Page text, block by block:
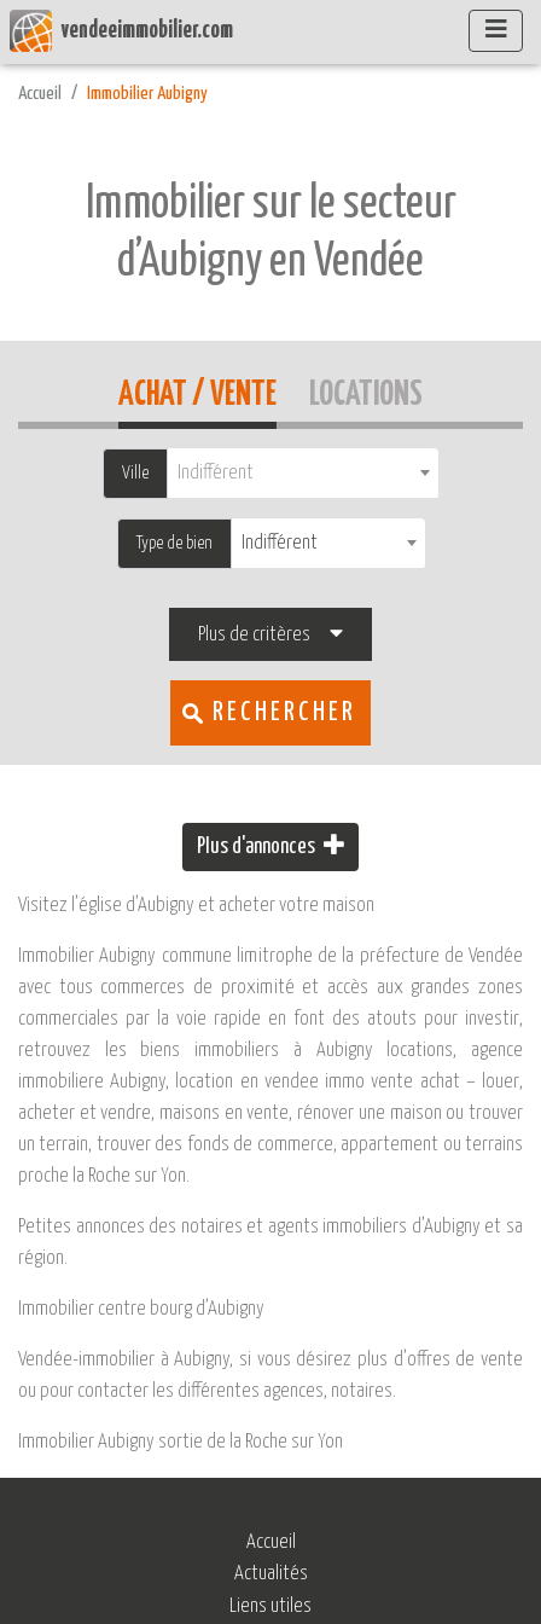
vendeeimmobilier.com
Accueil Immobilier Aubigny
Immobilier sur le secteur
d’Aubigny en Vendée
ACHAT / VENTE LOCATIONS
Ville Indifférent
Type de bien Indifférent
Plus de critères
RECHERCHER
Plus d'annonces
Visitez l’église d’Aubigny et acheter votre maison
Immobilier Aubigny commune limitrophe de la préfecture de Vendée
avec tous commerces de proximité et accès aux grandes zones
commerciales par la voie rapide en font des atouts pour investir,
retrouvez les biens immobiliers à Aubigny locations, agence
immobiliere Aubigny, location en vendee immo vente achat – louer,
acheter et vendre, maisons en vente, rénover une maison ou trouver
un terrain, trouver des fonds de commerce, appartement ou terrains
proche la Roche sur Yon.
Petites annonces des notaires et agents immobiliers d’Aubigny et sa
région.
Immobilier centre bourg d’Aubigny
Vendée-immobilier à Aubigny, si vous désirez plus d’offres de vente
ou pour contacter les différentes agences, notaires.
Immobilier Aubigny sortie de la Roche sur Yon
Accueil
Actualités
Liens utiles